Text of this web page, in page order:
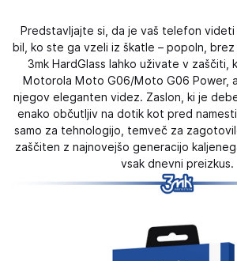
Predstavljajte si, da je vaš telefon
bil, ko ste ga vzeli iz škatle – popoln,
3mk HardGlass lahko uživate v zaščiti,
Motorola Moto G06/Moto G06 Power,
njegov eleganten videz. Zaslon, ki je
enako občutljiv na dotik kot pred
samo za tehnologijo, temveč za
zaščiten z najnovejšo generacijo
vsak dnevni preizkus.